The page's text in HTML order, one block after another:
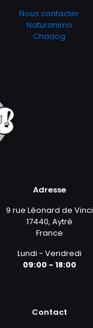
Nous contacter
Naturanimo
Chadog
Adresse
9 rue Léonard de Vinci
17440, Aytré
France
Lundi - Vendredi
09:00 - 18:00
Contact